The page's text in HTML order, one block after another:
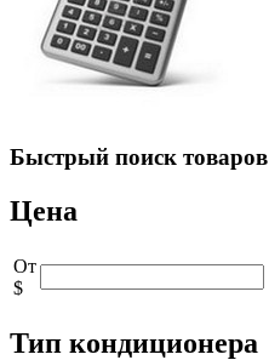
Быстрый поиск товаров
Цена
От
$
Тип кондиционера